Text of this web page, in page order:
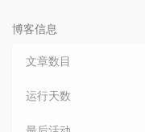
数:
博客信息
文章数目
运行天数